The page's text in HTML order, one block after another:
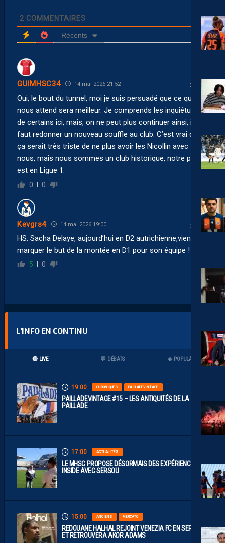
2 COMMENTAIRES
Récents
GUIMHSC34 14 mai 2026 21:52
Oui, le bout du tunnel, moi je suis persuadé que ce qui
nous attend sera meilleur. Je comprends les inquiétudes
de certains ici, mais, on ne peut plus continuer ainsi, il
faut redonner un nouveau souffle au club. C’est vrai que
ça serait très triste de ne plus avoir les Nicollin avec
nous, mais nous sommes un club historique, notre place
est en Ligue 1.
0 0
Kevgrs4 14 mai 2026 19:00
HS: Sacha Delaye, aujourd’hui en D2 autrichienne,vient de
marquer le but de la montée en D1 pour son équipe !
5 0
L’INFO EN CONTINU
🔴 LIVE 💬 DÉBATS 🔥 POPULAIRES
19:00 CHRONIQUES PAILLADEVINTAGE
PAILLADEVINTAGE #15 – LES ANTIQUITÉS DE LA
PAILLADE
17:00 ACTUALITÉS
LE MHSC PROPOSE DÉSORMAIS DES EXPÉRIENCES
INSIDE AVEC SERSOU
15:00 ANCIENS MERCATO
REDOUANE HALHAL REJOINT VENEZIA FC EN SERIE A
ET RETROUVERA AKOR ADAMS